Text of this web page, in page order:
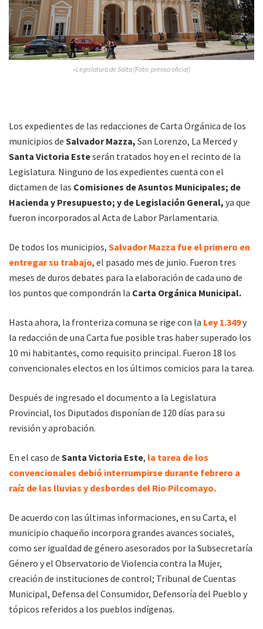
»Legislatura de Salta (Foto: prensa oficial)
Los expedientes de las redacciones de Carta Orgánica de los
municipios de Salvador Mazza, San Lorenzo, La Merced y
Santa Victoria Esteserán tratados hoy en el recinto de la
Legislatura. Ninguno de los expedientes cuenta con el
dictamen de las Comisiones de Asuntos Municipales; de
Hacienda y Presupuesto; y de Legislación General, ya que
fueron incorporados al Acta de Labor Parlamentaria.
De todos los municipios, Salvador Mazza fue el primero en
entregar su trabajo, el pasado mes de junio. Fueron tres
meses de duros debates para la elaboración de cada uno de
los puntos que compondrán la Carta Orgánica Municipal.
Hasta ahora, la fronteriza comuna se rige con la Ley 1.349y
la redacción de una Carta fue posible tras haber superado los
10 mi habitantes, como requisito principal. Fueron 18 los
convencionales electos en los últimos comicios para la tarea.
Después de ingresado el documento a la Legislatura
Provincial, los Diputados disponían de 120 días para su
revisión y aprobación.
En el caso de Santa Victoria Este, la tarea de los
convencionales debió interrumpirse durante febrero a
raíz de las lluvias y desbordes del Rio Pilcomayo.
De acuerdo con las últimas informaciones, en su Carta, el
municipio chaqueño incorpora grandes avances sociales,
como ser igualdad de género asesorados por la Subsecretaría
Género y el Observatorio de Violencia contra la Mujer,
creación de instituciones de control; Tribunal de Cuentas
Municipal, Defensa del Consumidor, Defensoría del Pueblo y
tópicos referidos a los pueblos indígenas.